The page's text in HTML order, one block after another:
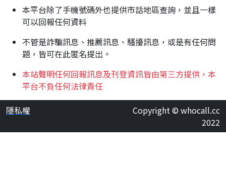
本平台除了手機號碼外也提供市話地區查詢，並且一樣
可以回報任何資料
不管是詐騙訊息、推薦訊息、騷擾訊息，或是有任何問
題，皆可在此匿名提出。
本站聲明任何回報訊息及刊登資訊皆由第三方提供，本
平台不負任何法律責任
隱私權
Copyright © whocall.cc
2022